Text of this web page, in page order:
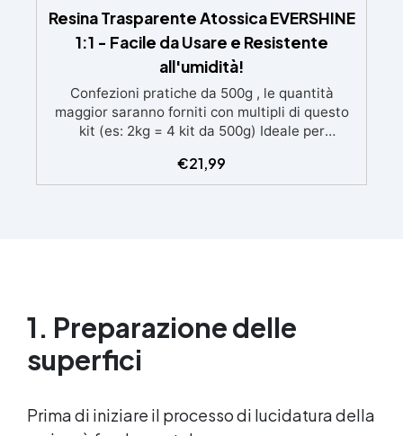
Resina Trasparente Atossica EVERSHINE
1:1 - Facile da Usare e Resistente
all'umidità!
Confezioni pratiche da 500g , le quantità
maggior saranno forniti con multipli di questo
kit (es: 2kg = 4 kit da 500g) Ideale per
inizia. Sempre lucida: garantisce una finitura
brillante e uniforme in ogni condizione.
€21,99
1. Preparazione delle
superfici
Prima di iniziare il processo di lucidatura della